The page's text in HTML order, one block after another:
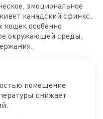
эмоциональное
канадский сфинкс.
кошек особенно
окружающей среды,
помещение
снижает